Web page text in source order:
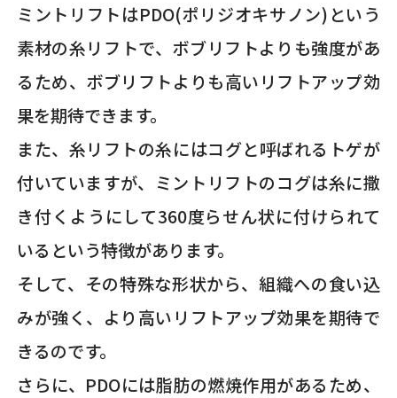
ミントリフトはPDO(ポリジオキサノン)という
素材の糸リフトで、ボブリフトよりも強度があ
るため、ボブリフトよりも高いリフトアップ効
果を期待できます。
また、糸リフトの糸にはコグと呼ばれるトゲが
付いていますが、ミントリフトのコグは糸に撒
き付くようにして360度らせん状に付けられて
いるという特徴があります。
そして、その特殊な形状から、組織への食い込
みが強く、より高いリフトアップ効果を期待で
きるのです。
さらに、PDOには脂肪の燃焼作用があるため、